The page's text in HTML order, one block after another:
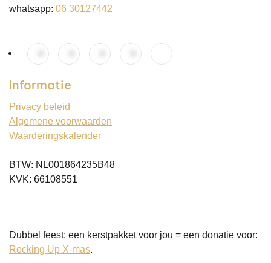
whatsapp: 06 30127442
Informatie
Privacy beleid
Algemene voorwaarden
Waarderingskalender
BTW: NL001864235B48
KVK: 66108551
Dubbel feest: een kerstpakket voor jou = een donatie voor:
Rocking Up X-mas.